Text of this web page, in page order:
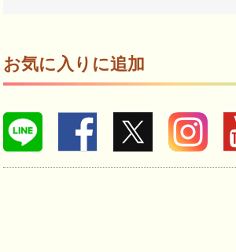
お気に入りに追加